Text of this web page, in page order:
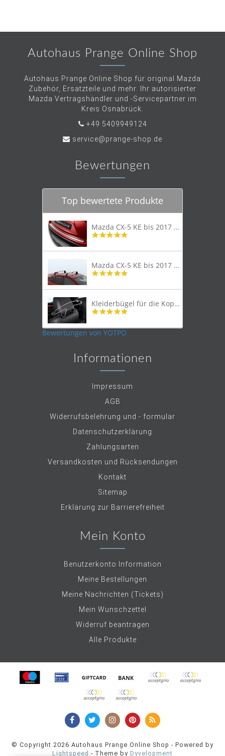
Autohaus Prange Online Shop
Autohaus Prange Online Shop für original Mazda
Zubehör, Ersatzteile und mehr. Ihr autorisierter
Mazda Vertragshändler und -Servicepartner im
Kreis Osnabrück.
+49 5409949124
service@prange-shop.de
Bewertungen
Top bewertete Produkte
Mazda CX-5 KE bis 2017 Trittschutzleiste Edelstahl original
4.8
rating
Mazda CX-5 KE bis 2017 Lastenträger Dachträger
4.9
rating
Kleiderbügel für die Kopfstütze
4.9
rating
Bewertungen von YOTPO
Informationen
Impressum
AGB
Widerrufsbelehrung und - formular
Datenschutzerklärung
Zahlungsarten
Versandkosten und Rücksendungen
Kontakt
Sitemap
Erklärung zur Barrierefreiheit
Mein Konto
Benutzerkonto Information
Meine Bestellungen
Meine Nachrichten (Tickets)
Mein Wunschzettel
Widerruf beantragen
Alle Produkte
© Copyright 2026 Autohaus Prange Online Shop - Powered by
Lightspeed - Theme by Dyvelopment